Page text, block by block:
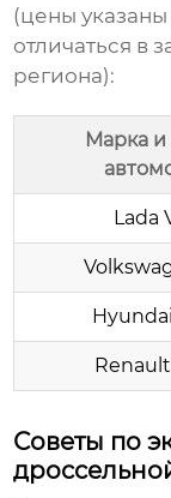
(цены
отличаться в
региона):
Марка
Lada
Советы по